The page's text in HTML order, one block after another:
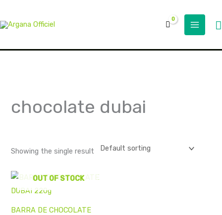
to
chocolate dubai
Showing the single result
OUT OF STOCK
BARRA DE CHOCOLATE